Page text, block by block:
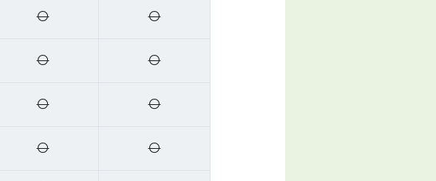
〇 〇
〇 〇
〇 〇
〇 〇